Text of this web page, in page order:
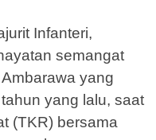
Infanteri,
semangat
yang
yang lalu, saat
(TKR) bersama